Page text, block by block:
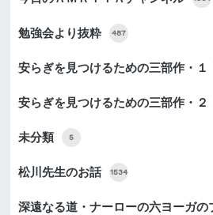
勉強会より抜粋 487
安らぎを見つけるための三部作・１
安らぎを見つけるための三部作・２
未分類 5
松川先生のお話 1534
深遠なる道・ナーローの六ヨーガの